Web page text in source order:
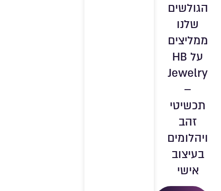
הגולשים
שלנו
ממליצים
על HB
Jewelry
–
תכשיטי
זהב
ויהלומים
בעיצוב
אישי